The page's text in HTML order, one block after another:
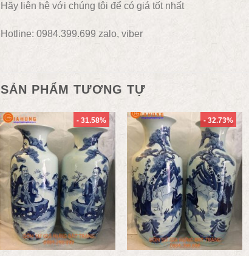
Hãy liên hệ với chúng tôi để có giá tốt nhất
Hotline: 0984.399.699 zalo, viber
SẢN PHẨM TƯƠNG TỰ
- 31.58% - 32.73%